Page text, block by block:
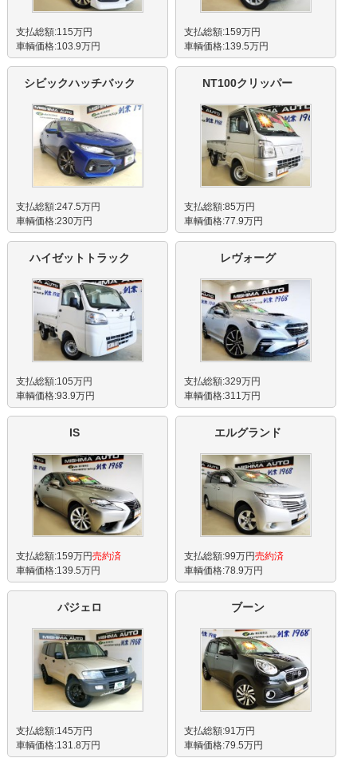
支払総額:115万円
車輌価格:103.9万円
支払総額:159万円
車輌価格:139.5万円
シビックハッチバック
支払総額:247.5万円
車輌価格:230万円
NT100クリッパー
支払総額:85万円
車輌価格:77.9万円
ハイゼットトラック
支払総額:105万円
車輌価格:93.9万円
レヴォーグ
支払総額:329万円
車輌価格:311万円
IS
支払総額:159万円売約済
車輌価格:139.5万円
エルグランド
支払総額:99万円売約済
車輌価格:78.9万円
パジェロ
支払総額:145万円
車輌価格:131.8万円
ブーン
支払総額:91万円
車輌価格:79.5万円